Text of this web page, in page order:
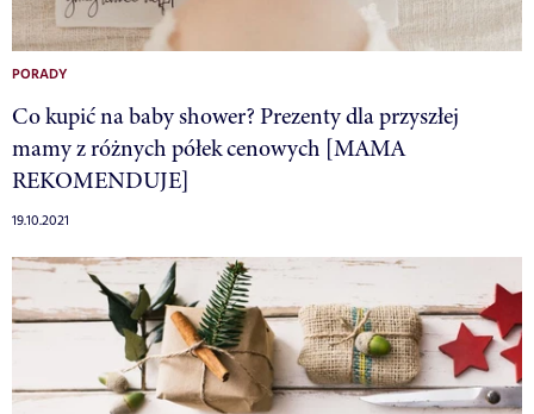
PORADY
Co kupić na baby shower? Prezenty dla przyszłej
mamy z różnych półek cenowych [MAMA
REKOMENDUJE]
19.10.2021